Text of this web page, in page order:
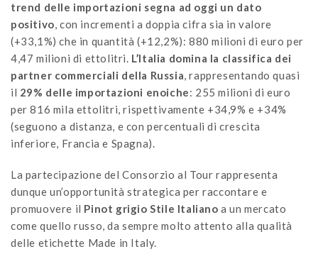
trend delle importazioni segna ad oggi un dato
positivo, con incrementi a doppia cifra sia in valore
(+33,1%) che in quantità (+12,2%): 880 milioni di euro per
4,47 milioni di ettolitri. L’Italia domina la classifica dei
partner commerciali della Russia, rappresentando quasi
il 29% delle importazioni enoiche: 255 milioni di euro
per 816 mila ettolitri, rispettivamente +34,9% e +34%
(seguono a distanza, e con percentuali di crescita
inferiore, Francia e Spagna).
La partecipazione del Consorzio al Tour rappresenta
dunque un’opportunità strategica per raccontare e
promuovere il Pinot grigio Stile Italiano a un mercato
come quello russo, da sempre molto attento alla qualità
delle etichette Made in Italy.